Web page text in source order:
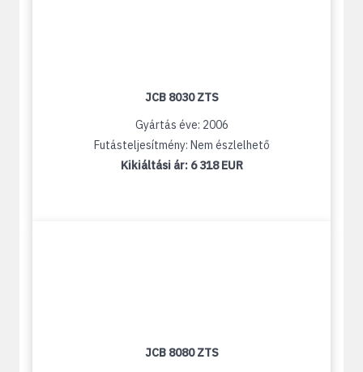
JCB 8030 ZTS
Gyártás éve: 2006
Futásteljesítmény: Nem észlelhető
Kikiáltási ár: 6 318 EUR
JCB 8080 ZTS